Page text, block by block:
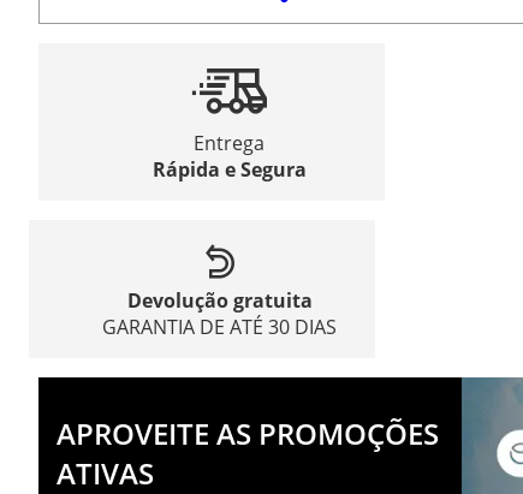
Entrega
Rápida e Segura
Devolução gratuita
GARANTIA DE ATÉ 30 DIAS
APROVEITE AS PROMOÇÕES
ATIVAS